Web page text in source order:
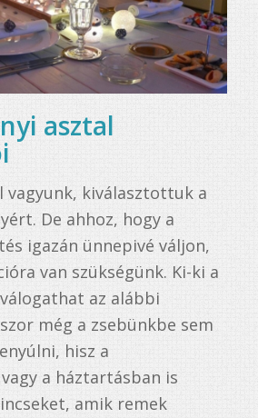
asztal
vagyunk, kiválasztottuk a
De ahhoz, hogy a
igazán ünnepivé váljon,
van szükségünk. Ki-ki a
az alábbi
még a zsebünkbe sem
hisz a
a háztartásban is
amik remek